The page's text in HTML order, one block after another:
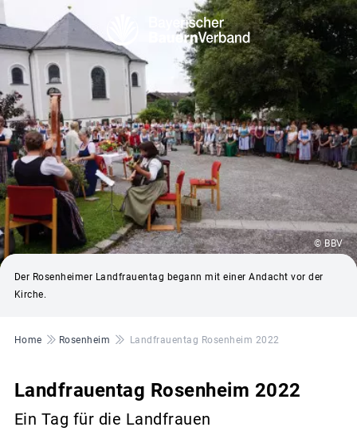
© BBV
Der Rosenheimer Landfrauentag begann mit einer Andacht vor der
Kirche.
Pfadnavigation
Home Rosenheim Landfrauentag Rosenheim 2022
Landfrauentag Rosenheim 2022
Ein Tag für die Landfrauen